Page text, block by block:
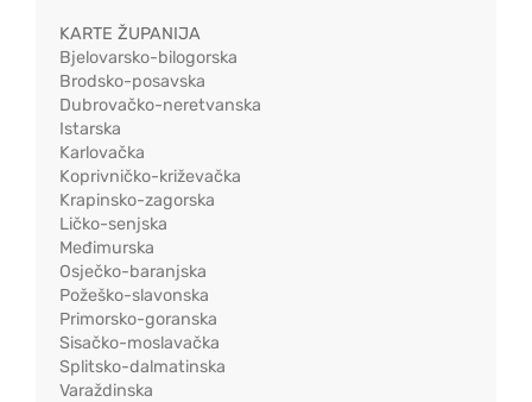
KARTE ŽUPANIJA
Bjelovarsko-bilogorska
Brodsko-posavska
Dubrovačko-neretvanska
Istarska
Karlovačka
Koprivničko-križevačka
Krapinsko-zagorska
Ličko-senjska
Međimurska
Osječko-baranjska
Požeško-slavonska
Primorsko-goranska
Sisačko-moslavačka
Splitsko-dalmatinska
Varaždinska